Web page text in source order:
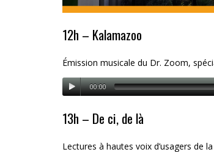
12h – Kalamazoo
Émission musicale du Dr. Zoom,
00:00
13h – De ci, de là
Lectures à hautes voix d’usagers de